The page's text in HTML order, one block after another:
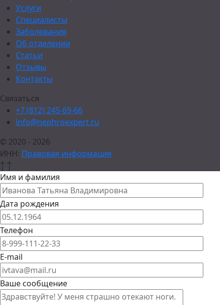
Услуги
Специалисты
Заболевания
Об отделении
Статьи
Отзывы
Контакты
Связаться
+7 (812) 245-69-66
info@nephroexpert.ru
© 2020 - 2026
ИНН: Правовая информация
Имя и фамилия
Дата рождения
Телефон
E-mail
Ваше сообщение